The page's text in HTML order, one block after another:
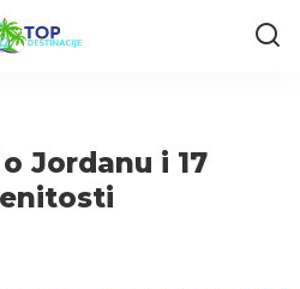
Jordanu i 17